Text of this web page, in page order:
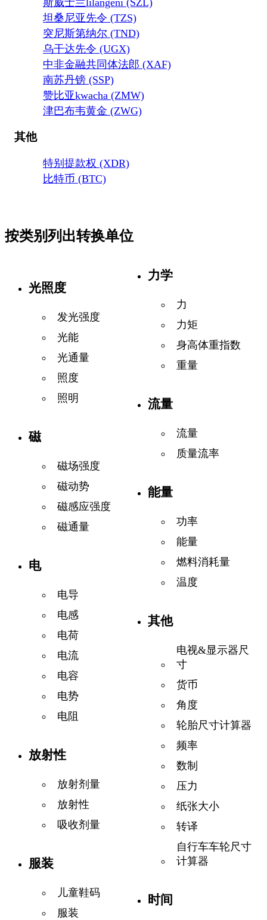
斯威士兰lilangeni (SZL)
坦桑尼亚先令 (TZS)
突尼斯第纳尔 (TND)
乌干达先令 (UGX)
中非金融共同体法郎 (XAF)
南苏丹镑 (SSP)
赞比亚kwacha (ZMW)
津巴布韦黄金 (ZWG)
其他
特别提款权 (XDR)
比特币 (BTC)
按类别列出转换单位
光照度
发光强度
光能
光通量
照度
照明
磁
磁场强度
磁动势
磁感应强度
磁通量
电
电导
电感
电荷
电流
电容
电势
电阻
放射性
放射剂量
放射性
吸收剂量
服装
儿童鞋码
服装
力学
力
力矩
身高体重指数
重量
流量
流量
质量流率
能量
功率
能量
燃料消耗量
温度
其他
电视&显示器尺
寸
货币
角度
轮胎尺寸计算器
频率
数制
压力
纸张大小
转译
自行车车轮尺寸
计算器
时间